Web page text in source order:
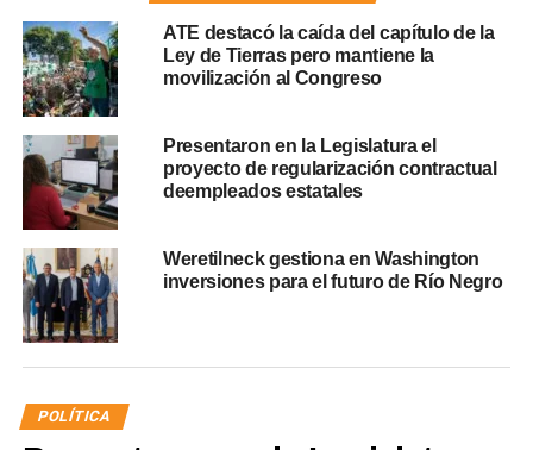
ATE destacó la caída del capítulo de la
Ley de Tierras pero mantiene la
movilización al Congreso
Presentaron en la Legislatura el
proyecto de regularización contractual
deempleados estatales
Weretilneck gestiona en Washington
inversiones para el futuro de Río Negro
POLÍTICA